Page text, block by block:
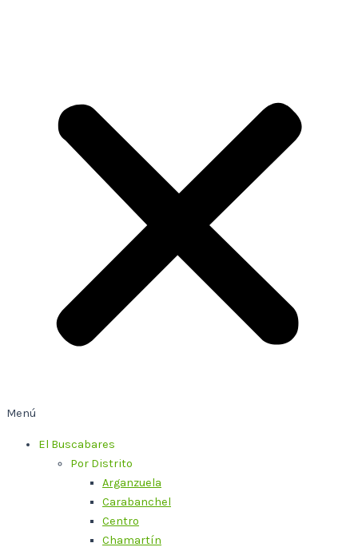
Menú
El Buscabares
Por Distrito
Arganzuela
Carabanchel
Centro
Chamartín